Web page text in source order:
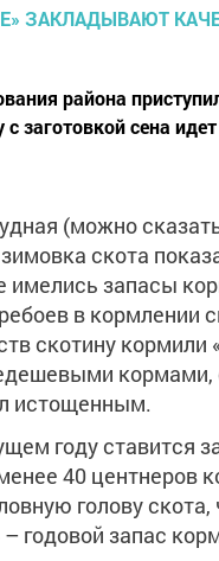
района
заготовкой сена
(можно
скота
имелись запасы
в кормлении
скотину кормили
кормами,
истощенным.
году ставится
40 центнеров
голову скота,
годовой запас